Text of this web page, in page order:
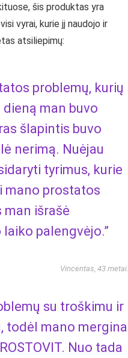
šis produktas yra
vyrai, kurie jį naudojo ir
atsiliepimų:
problemų, kurių
man buvo
šlapintis buvo
nerimą. Nuėjau
tyrimus, kurie
mano prostatos
man išrašė
laiko palengvėjo.”
Vincentas, 43 metai.
su troškimu ir
todėl mano mergina
Nuo tada